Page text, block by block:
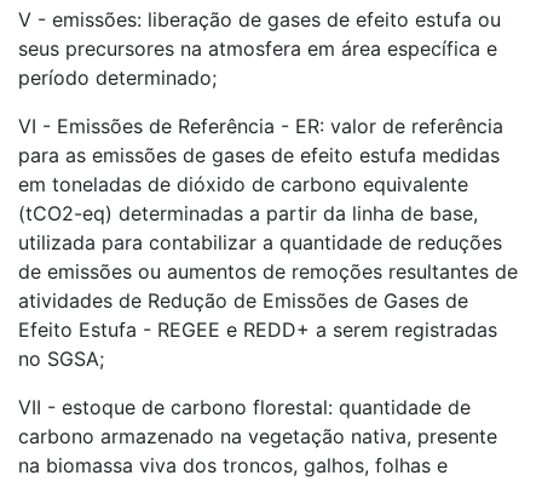
V - emissões: liberação de gases de efeito estufa ou
seus precursores na atmosfera em área específica e
período determinado;
VI - Emissões de Referência - ER: valor de referência
para as emissões de gases de efeito estufa medidas
em toneladas de dióxido de carbono equivalente
(tCO2-eq) determinadas a partir da linha de base,
utilizada para contabilizar a quantidade de reduções
de emissões ou aumentos de remoções resultantes de
atividades de Redução de Emissões de Gases de
Efeito Estufa - REGEE e REDD+ a serem registradas
no SGSA;
VII - estoque de carbono florestal: quantidade de
carbono armazenado na vegetação nativa, presente
na biomassa viva dos troncos, galhos, folhas e